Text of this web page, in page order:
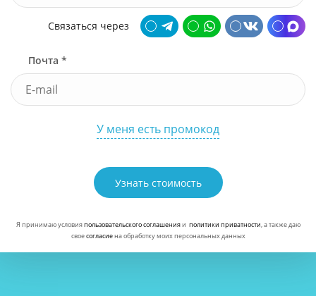
Связаться через
Почта *
У меня есть промокод
Узнать стоимость
Я принимаю условияпользовательского соглашенияи политики приватности, а также даю
своесогласиена обработку моих персональных данных